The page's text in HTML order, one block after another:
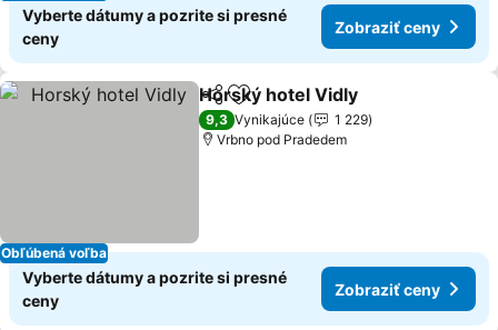
Vyberte dátumy a pozrite si presné
ceny
Zobraziť ceny
Obľúbená voľba
ZdieľaťPridať do obľúbených
Horský hotel Vidly
9,3 Vynikajúce
1 229
Vrbno pod Pradedem
Vyberte dátumy a pozrite si presné
ceny
Zobraziť ceny